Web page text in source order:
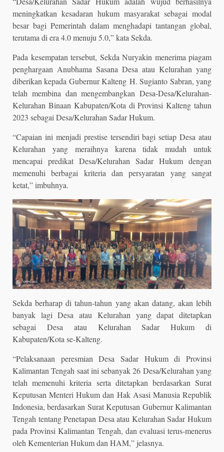
meningkatkan kesadaran hukum masyarakat sebagai modal
besar bagi Pemerintah dalam menghadapi tantangan global,
terutama di era 4.0 menuju 5.0,” kata Sekda.
Pada kesempatan tersebut, Sekda Nuryakin menerima piagam
penghargaan Anubhama Sasana Desa atau Kelurahan yang
diberikan kepada Gubernur Kalteng H. Sugianto Sabran, yang
telah membina dan mengembangkan Desa-Desa/Kelurahan-
Kelurahan Binaan Kabupaten/Kota di Provinsi Kalteng tahun
2023 sebagai Desa/Kelurahan Sadar Hukum.
“Capaian ini menjadi prestise tersendiri bagi setiap Desa atau
Kelurahan yang meraihnya karena tidak mudah untuk
mencapai predikat Desa/Kelurahan Sadar Hukum dengan
memenuhi berbagai kriteria dan persyaratan yang sangat
ketat,” imbuhnya.
Sekda berharap di tahun-tahun yang akan datang, akan lebih
banyak lagi Desa atau Kelurahan yang dapat ditetapkan
sebagai Desa atau Kelurahan Sadar Hukum di
Kabupaten/Kota se-Kalteng.
“Pelaksanaan peresmian Desa Sadar Hukum di Provinsi
Kalimantan Tengah saat ini sebanyak 26 Desa/Kelurahan yang
telah memenuhi kriteria serta ditetapkan berdasarkan Surat
Keputusan Menteri Hukum dan Hak Asasi Manusia Republik
Indonesia, berdasarkan Surat Keputusan Gubernur Kalimantan
Tengah tentang Penetapan Desa atau Kelurahan Sadar Hukum
pada Provinsi Kalimantan Tengah, dan evaluasi terus-menerus
oleh Kementerian Hukum dan HAM,” jelasnya.